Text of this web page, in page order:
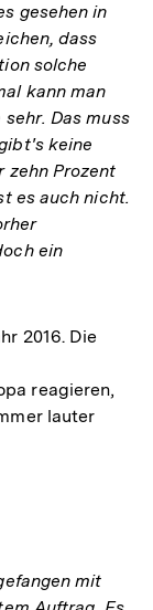
gesehen in
dass
solche
kann man
Das muss
keine
zehn Prozent
es auch nicht.
ein
2016. Die
reagieren,
lauter
mit